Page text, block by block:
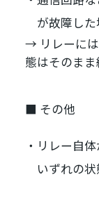
が故障し
→ リレーに
態はそのまま
■ その他
リレー自
いずれの状